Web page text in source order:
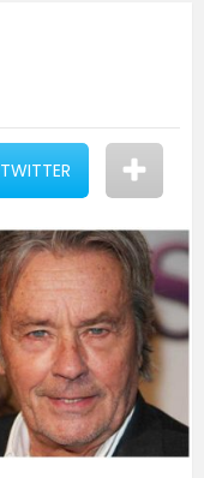
TWITTER